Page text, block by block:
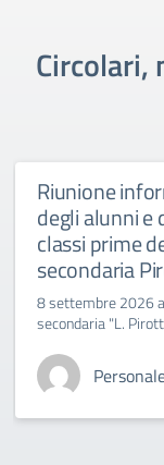
Circolari,
Riunione
degli alunni e
classi prime
secondaria
8 settembre 2026
secondaria "L.